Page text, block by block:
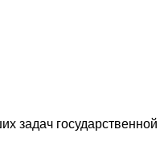
задач государственной